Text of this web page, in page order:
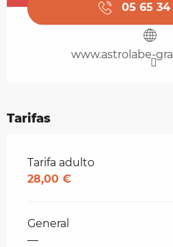
05 65 34
www.astrolabe-
Tarifas
Tarifas 2026
Tarifa adulto
28,00 €
General
—